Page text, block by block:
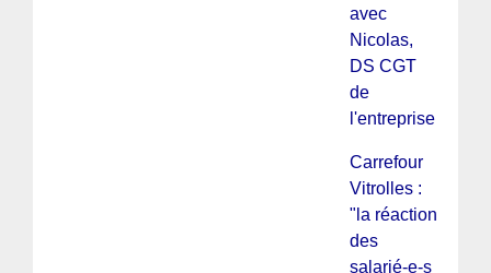
avec
Nicolas,
DS CGT
de
l'entreprise
Carrefour
Vitrolles :
"la réaction
des
salarié-e-s